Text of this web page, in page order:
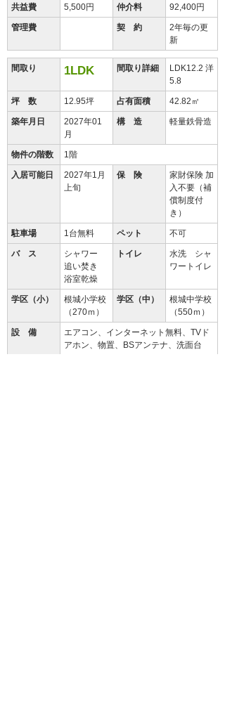
共益費 5,500円 仲介料 92,400円
管理費 契 約
2年毎の更
新
間取り 1LDK 間取り詳細
LDK12.2 洋
5.8
坪 数 12.95坪 占有面積 42.82㎡
築年月日
2027年01
月
構 造 軽量鉄骨造
物件の階数 1階
入居可能日
2027年1月
上旬
保 険
家財保険 加
入不要（補
償制度付
き）
駐車場 1台無料 ペット 不可
バ ス
シャワー
追い焚き
浴室乾燥
トイレ
水洗 シャ
ワートイレ
学区（小）
根城小学校
（270ｍ）
学区（中）
根城中学校
（550ｍ）
設 備
エアコン、インターネット無料、TVド
アホン、物置、BSアンテナ、洗面台